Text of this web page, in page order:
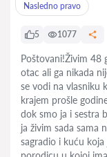
Nasledno pravo
5 1077
Poštovani!Živim 48
otac ali ga nikada
se vodi na vlasniku
krajem prošle
dok smo ja i sestra
ja živim sada sama
sagradio i kuću